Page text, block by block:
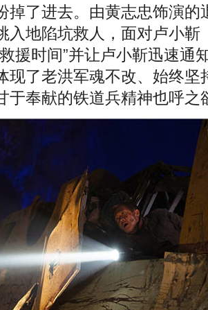
掉了进去。由黄志忠饰演
入地陷坑救人，面对卢小靳
援时间”并让卢小靳迅速通
现了老洪军魂不改、始终坚
于奉献的铁道兵精神也呼之